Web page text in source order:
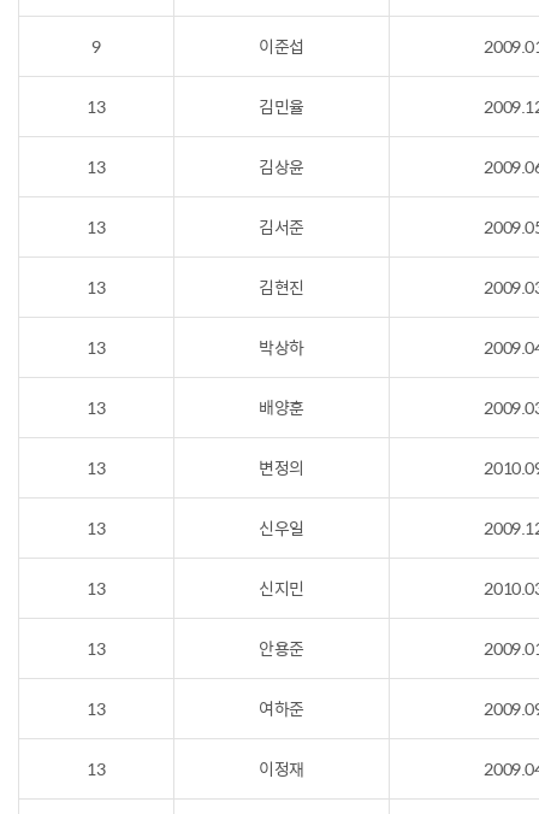
9 이준섭
13 김민율
13 김상윤
13 김서준
13 김현진
13 박상하
13 배양훈
13 변정의
13 신우일
13 신지민
13 안용준
13 여하준
13 이정재